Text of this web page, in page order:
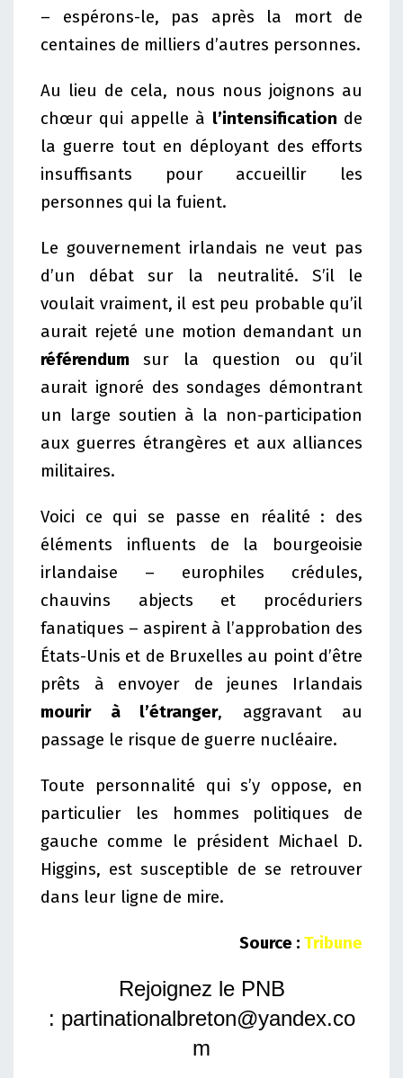
– espérons-le, pas après la mort de
centaines de milliers d’autres personnes.
Au lieu de cela, nous nous joignons au
chœur qui appelle à l’intensification de
la guerre tout en déployant des efforts
insuffisants pour accueillir les
personnes qui la fuient.
Le gouvernement irlandais ne veut pas
d’un débat sur la neutralité. S’il le
voulait vraiment, il est peu probable qu’il
aurait rejeté une motion demandant un
référendum sur la question ou qu’il
aurait ignoré des sondages démontrant
un large soutien à la non-participation
aux guerres étrangères et aux alliances
militaires.
Voici ce qui se passe en réalité : des
éléments influents de la bourgeoisie
irlandaise – europhiles crédules,
chauvins abjects et procéduriers
fanatiques – aspirent à l’approbation des
États-Unis et de Bruxelles au point d’être
prêts à envoyer de jeunes Irlandais
mourir à l’étranger, aggravant au
passage le risque de guerre nucléaire.
Toute personnalité qui s’y oppose, en
particulier les hommes politiques de
gauche comme le président Michael D.
Higgins, est susceptible de se retrouver
dans leur ligne de mire.
Source : Tribune
Rejoignez le PNB
: partinationalbreton@yandex.co
m